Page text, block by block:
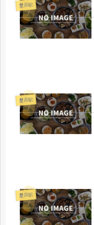
楚原駅
楚原駅
楚原駅